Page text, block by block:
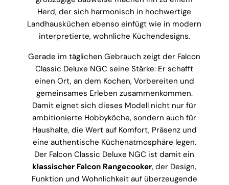
Herd, der sich harmonisch in hochwertige
Landhausküchen ebenso einfügt wie in modern
interpretierte, wohnliche Küchendesigns.
Gerade im täglichen Gebrauch zeigt der Falcon
Classic Deluxe NGC seine Stärke: Er schafft
einen Ort, an dem Kochen, Vorbereiten und
gemeinsames Erleben zusammenkommen.
Damit eignet sich dieses Modell nicht nur für
ambitionierte Hobbyköche, sondern auch für
Haushalte, die Wert auf Komfort, Präsenz und
eine authentische Küchenatmosphäre legen.
Der Falcon Classic Deluxe NGC ist damit ein
klassischer Falcon Rangecooker, der Design,
Funktion und Wohnlichkeit auf überzeugende